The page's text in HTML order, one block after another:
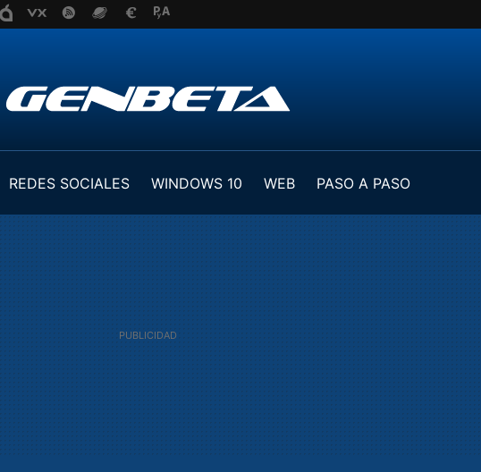
REDES SOCIALES WINDOWS 10 WEB
PASO A PASO